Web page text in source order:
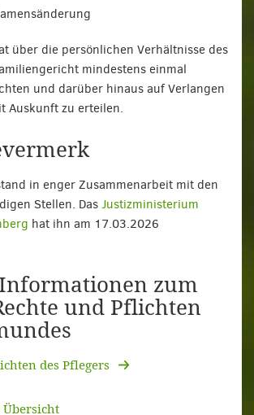
über die persönlichen Verhältnisse des
mindestens einmal
und darüber hinaus auf Verlangen
Auskunft zu erteilen.
in enger Zusammenarbeit mit den
Stellen. Das Justizministerium
hat ihn am 17.03.2026
zum
und Pflichten
des Pflegers